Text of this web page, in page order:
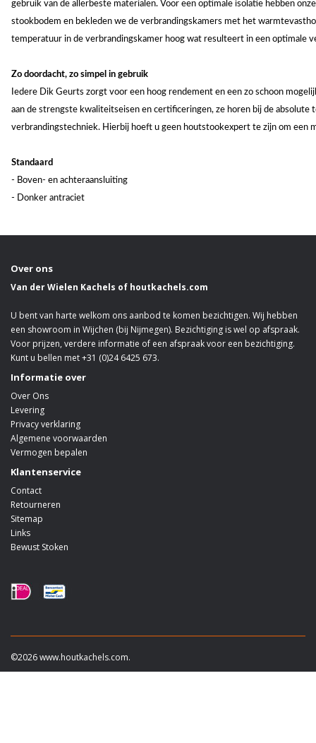
gebruik van de allerbeste materialen. Voor een optimale isolatie hebben
stookbodem en bekleden we de verbrandingskamers met het
temperatuur in de verbrandingskamer hoog wat resulteert in een optimale
Zo doordacht, zo simpel in gebruik
Iedere Dik Geurts zorgt voor een hoog rendement en een zo schoon
aan de strengste kwaliteitseisen en certificeringen, ze horen bij de absolute
verbrandingstechniek. Hierbij hoeft u geen houtstookexpert te zijn om een
Standaard
- Boven- en achteraansluiting
- Donker antraciet
Over ons
Van der Wielen Kachels of houtkachels.com
U bent van harte welkom ons aanbod te komen bezichtigen. Wij hebben
een showroom in Wijchen (bij Nijmegen). Bezichtiging is wel op afspraak.
Voor prijzen, verdere informatie of een afspraak voor een bezichtiging.
Kunt u bellen met +31 (0)24 6425 673.
Informatie over
Over Ons
Levering
Privacy verklaring
Algemene voorwaarden
Vermogen bepalen
Klantenservice
Contact
Retourneren
Sitemap
Links
Bewust Stoken
©2026 www.houtkachels.com.